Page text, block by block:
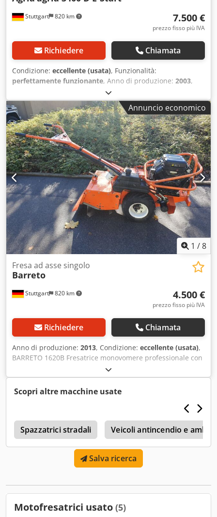
Stuttgart 820 km 7.500 €
prezzo fisso più IVA
Richiedere Chiamata
Condizione: eccellente (usata), Funzionalità:
perfettamente funzionante, Anno di produzione: 2003,
, tipo di carburante:
di ingranaggio:meccanico, AGRIA 3400 Differenziale
Motocoltivatore / portattrezzi - Motore diesel Yanmar
L100AE da 10 CV - Cambio reversibile 4V+4R - Manubrio
regolabile in altezza e lateralmente - Pneumatici 6.00-12
AS Accessori inclusi nel prezzo: - Erpice rotante R2 MT-90
"nuovo" Questo motocoltivatore Agria 3400 è in buone
condizioni generali, appena revisionato, pronto all'uso!
Vendita come macchina usata, esclusa qualsiasi forma di
reso, garanzia o responsabilità. Dsdpfx Afswzwftsmjck
Prezzo netto €7.555 // Prezzo lordo €8.990 - Visione / prova
possibile - Spedizione nazionale €220, isole escluse
Annuncio economico
1 /8
Stuttgart 820 km
Fresa ad asse singolo
Barreto
4.500 €
prezzo fisso più IVA
Richiedere Chiamata
Anno di produzione: 2013, Condizione: eccellente (usata),
BARRETO 1620B Fresatrice monovomere professionale con
motore a benzina Briggs & Stratton a 2 cilindri da 16 CV,
trasmissione idrostatica a velocità variabile, trasmissione
idraulica dell’albero fresante con regolazione della
velocità, manubrio regolabile in altezza, 197 ore di
funzionamento secondo il contatore. Questa macchina
monovomere proviene direttamente dal servizio di
assistenza, è immediatamente pronta all’uso e presenta i
normali segni di usura di questa categoria di macchine. La
vendita avviene come macchina usata, senza possibilità di
reso, garanzia o garanzia legale. IL PREZZO INDICATO È IVA
ESCLUSA (19%)! È possibile effettuare un sopralluogo per
Scopri altre macchine usate
Spazzatrici stradali Veicoli antincendio e
Salva ricerca
Motofresatrici usato (5)